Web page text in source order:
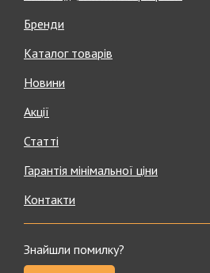
Бренди
Каталог товарів
Новини
Акції
Статті
Гарантія мінімальної ціни
Контакти
Знайшли помилку?